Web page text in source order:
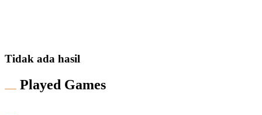
Tidak ada hasil
Played Games